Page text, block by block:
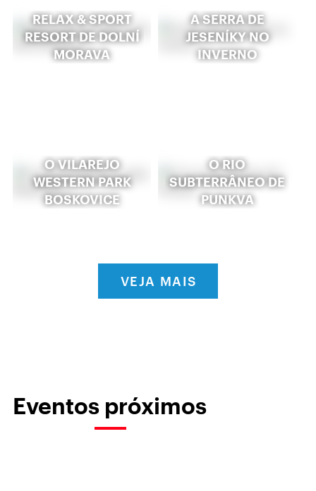
RELAX & SPORT
RESORT DE DOLNÍ
MORAVA
A SERRA DE
JESENÍKY NO
INVERNO
O VILAREJO
WESTERN PARK
BOSKOVICE
O RIO
SUBTERRÂNEO DE
PUNKVA
VEJA MAIS
Eventos próximos